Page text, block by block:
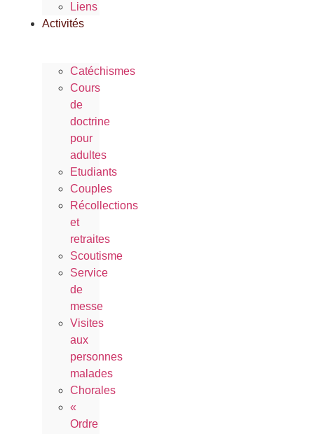
Liens
Activités
Catéchismes
Cours
de
doctrine
pour
adultes
Etudiants
Couples
Récollections
et
retraites
Scoutisme
Service
de
messe
Visites
aux
personnes
malades
Chorales
«
Ordre